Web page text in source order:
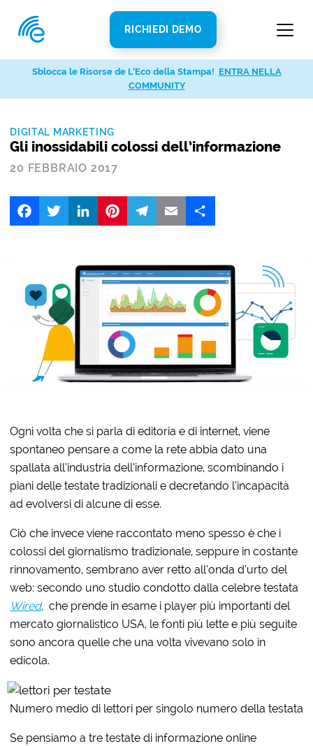
RICHIEDI DEMO
DIGITAL MARKETING
Gli inossidabili colossi dell’informazione
20 FEBBRAIO 2017
FacebookTwitter LinkedIn
Ogni volta che si parla di editoria e di internet, viene
spontaneo pensare a come la rete abbia dato una
spallata all’industria dell’informazione, scombinando i
piani delle testate tradizionali e decretando l’incapacità
ad evolversi di alcune di esse.
Ciò che invece viene raccontato meno spesso è che i
colossi del giornalismo tradizionale, seppure in costante
rinnovamento, sembrano aver retto all’onda d’urto del
web: secondo uno studio condotto dalla celebre testata
Wired,che prende in esame i player più importanti del
mercato giornalistico USA, le fonti più lette e più seguite
sono ancora quelle che una volta vivevano solo in
edicola.
Numero medio di lettori per singolo numero della testata
Se pensiamo a tre testate di informazione online
Sblocca le Risorse de L’Eco della Stampa! ENTRA NELLA
COMMUNITY